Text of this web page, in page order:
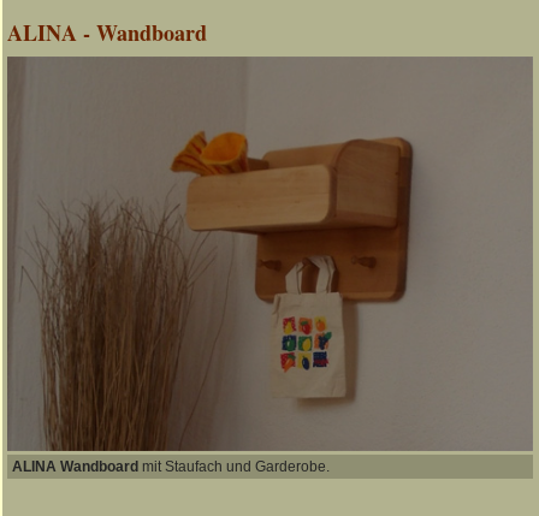
ALINA - Wandboard
ALINA Wandboardmit Staufach und Garderobe.